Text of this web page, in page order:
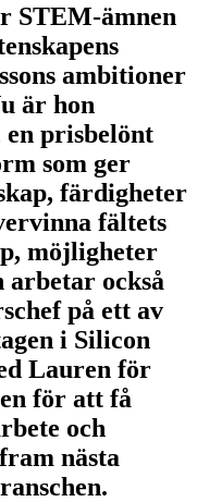
STEM-ämnen
ambitioner
är hon
en prisbelönt
som ger
färdigheter
fältets
möjligheter
arbetar också
på ett av
i Silicon
Lauren för
för att få
och
nästa